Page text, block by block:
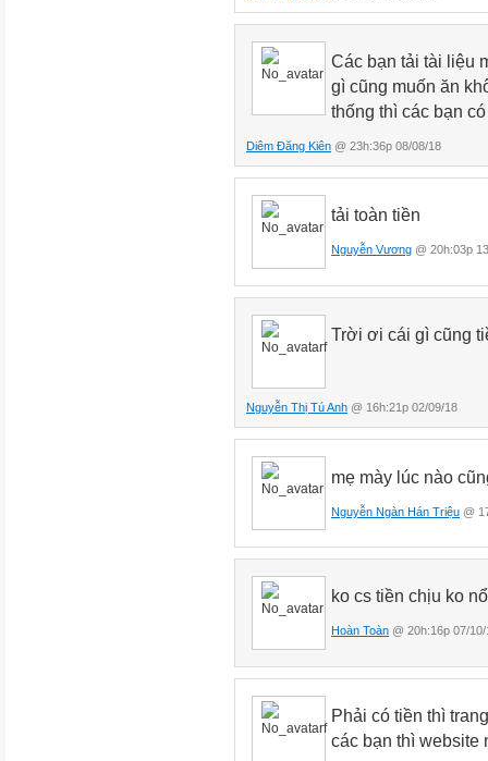
Các bạn tải tài liệu
gì cũng muốn ăn
thống thì các bạn
Diêm Đăng Kiên @ 23h:36p 08/08/18
tải toàn tiền
Nguyễn Vương @ 20h:03p
Trời ơi cái gì cũng
Nguyễn Thị Tú Anh @ 16h:21p 02/09/18
mẹ mày lúc nào
Nguyễn Ngàn Hán Triệu @
ko cs tiền chịu ko
Hoàn Toàn @ 20h:16p 07/10/
Phải có tiền thì
các bạn thì website